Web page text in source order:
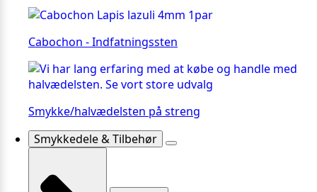
Cabochon - Indfatningssten
Smykke/halvædelsten på streng
Smykkedele & Tilbehør